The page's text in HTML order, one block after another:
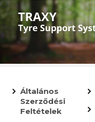
Általános
Szerződési
Feltételek